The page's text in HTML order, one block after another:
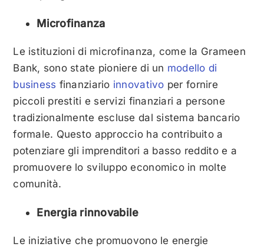
Microfinanza
Le istituzioni di microfinanza, come la Grameen
Bank, sono state pioniere di un modello di
business finanziario innovativo per fornire
piccoli prestiti e servizi finanziari a persone
tradizionalmente escluse dal sistema bancario
formale. Questo approccio ha contribuito a
potenziare gli imprenditori a basso reddito e a
promuovere lo sviluppo economico in molte
comunità.
Energia rinnovabile
Le iniziative che promuovono le energie